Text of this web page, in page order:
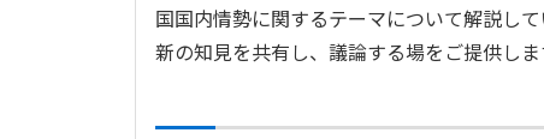
国国内情勢に関するテーマについて解説し
新の知見を共有し、議論する場をご提供しま